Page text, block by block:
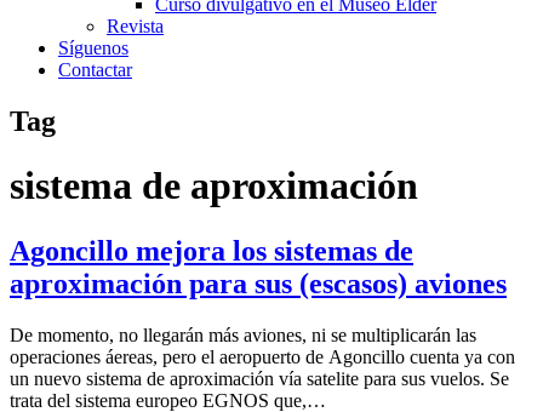
Revista
Síguenos
Contactar
Tag
sistema de aproximación
Agoncillo mejora los sistemas de
aproximación para sus (escasos) aviones
De momento, no llegarán más aviones, ni se multiplicarán las
operaciones áereas, pero el aeropuerto de Agoncillo cuenta ya con
un nuevo sistema de aproximación vía satelite para sus vuelos. Se
trata del sistema europeo EGNOS que,…